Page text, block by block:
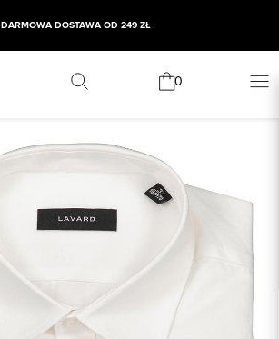
DARMOWA DOSTAWA OD 249 ZŁ
0